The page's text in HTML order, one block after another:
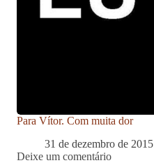
Para Vítor. Com muita dor
31 de dezembro de 2015
Deixe um comentário